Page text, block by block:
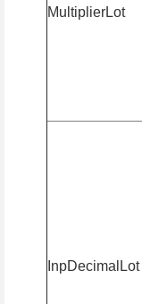
MultiplierLot
InpDecimalLot